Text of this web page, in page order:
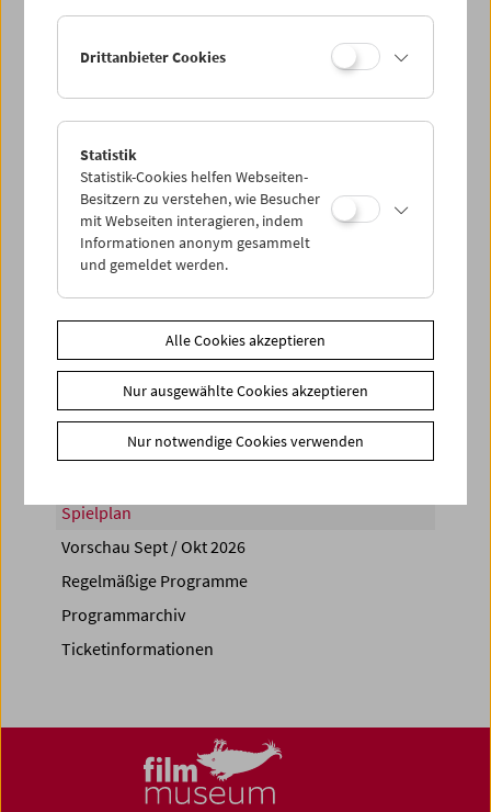
Sa 20.5.
PROGRAMM ÜBERBLICK
Share on
Spielplan
Vorschau Sept / Okt 2026
Regelmäßige Programme
Programmarchiv
Ticketinformationen
Drittanbieter Cookies
Statistik
Statistik-Cookies helfen Webseiten-
Besitzern zu verstehen, wie Besucher
mit Webseiten interagieren, indem
Informationen anonym gesammelt
und gemeldet werden.
Alle Cookies akzeptieren
Nur ausgewählte Cookies akzeptieren
Nur notwendige Cookies verwenden